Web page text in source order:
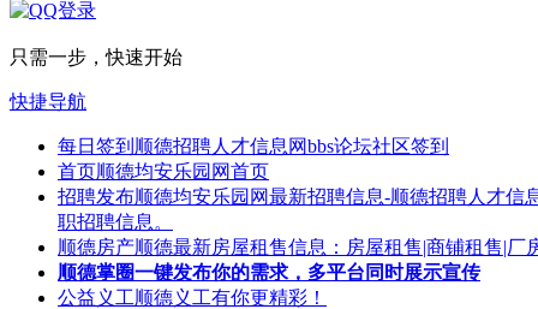
只需一步，快速开始
快捷导航
每日签到 顺德招聘人才信息网bbs论坛社区签到
首页顺德均安乐园网首页
招聘发布顺德均安乐园网最新招聘信息-顺德招聘人才信
职招聘信息。
顺德房产顺德最新房屋租售信息：房屋租售|商铺租售|厂
顺德掌圈一键发布你的需求，多平台同时展示宣传
公益义工顺德义工有你更精彩！